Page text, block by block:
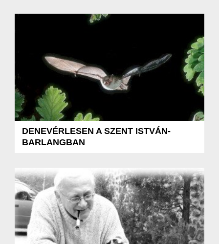
DENEVÉRLESEN A SZENT ISTVÁN-
BARLANGBAN